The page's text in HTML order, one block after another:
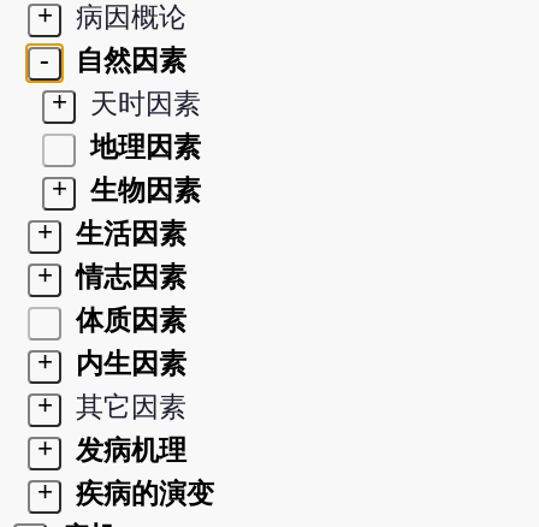
+
病因概论
-
自然因素
+
天时因素
地理因素
+
生物因素
+
生活因素
+
情志因素
体质因素
+
内生因素
+
其它因素
+
发病机理
+
疾病的演变